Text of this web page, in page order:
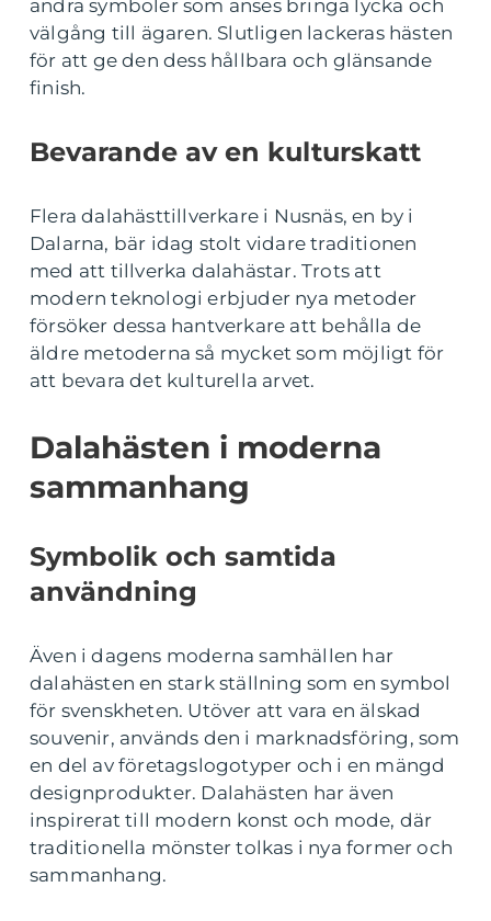
andra symboler som anses bringa lycka och
välgång till ägaren. Slutligen lackeras hästen
för att ge den dess hållbara och glänsande
finish.
Bevarande av en kulturskatt
Flera dalahästtillverkare i Nusnäs, en by i
Dalarna, bär idag stolt vidare traditionen
med att tillverka dalahästar. Trots att
modern teknologi erbjuder nya metoder
försöker dessa hantverkare att behålla de
äldre metoderna så mycket som möjligt för
att bevara det kulturella arvet.
Dalahästen i moderna
sammanhang
Symbolik och samtida
användning
Även i dagens moderna samhällen har
dalahästen en stark ställning som en symbol
för svenskheten. Utöver att vara en älskad
souvenir, används den i marknadsföring, som
en del av företagslogotyper och i en mängd
designprodukter. Dalahästen har även
inspirerat till modern konst och mode, där
traditionella mönster tolkas i nya former och
sammanhang.